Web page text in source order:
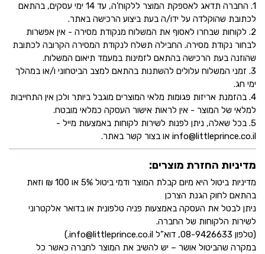
1. החברה תדאג לאספקת המוצר ללקוח'ה, עד 14 ימי עסקים, בהתאם
לכתובת שהוקלדה על ידו/ה בעת ביצוע הרכישה באתר.
2. לקוחות שבחרו לאסוף את המשלוח מנקודת מסירה - אין אפשרות
לבחור נקודת מסירה. החבילה תשלח לנקודת המסירה הקרובה לכתובת
שהוזנה בעת הרכישה בהתאם לזמינות במעמד תיאום המשלוח.
3. זמני המשלוח עלולים להשתנות בהתאם למצב הביטחוני ו/או במהלך
ימי חג.
4. בהזמנת אריזות פגומות מלאי המוצרים מוגבל ביותר ולכן אין התחייבות
למלאי של המוצר - אין לראות אישור העסקה כמלאי מובטח.
5. בכל שאלה, ניתן לפנות לשירות לקוחות באמצעות מייל -
info@littleprince.co.il או בצור קשר באתר.
מדיניות החזרת מוצרים:
מדיניות ביטול היא מיום קבלת המוצר ודמי ביטול 5% או 100 ₪ וזאת
בהתאם לחוק הגנת הצרכן
ניתן לבטל את העסקה באמצעות פניה טלפונית או בדואר אלקטרוני
לשירות הלקוחות של החברה.
(טלפון 08-9426633, דוא”ל info@littleprince.co.il.)
במקרה שהביטול אושר – יש להשיב את המוצר לחברה כאשר כל